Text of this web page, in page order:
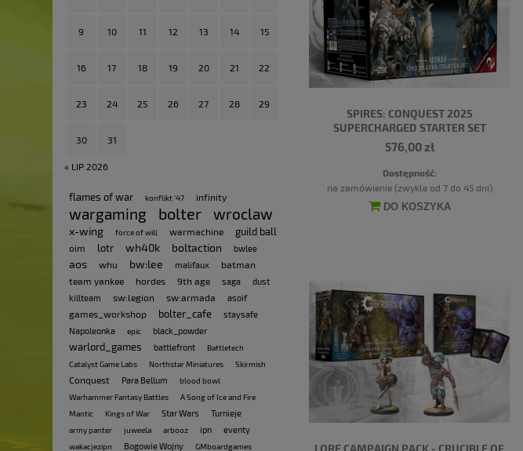
9 10 11 12 13 14 15
16 17 18 19 20 21 22
23 24 25 26 27 28 29
30 31
« LIP 2026
flames of war konflikt '47 infinity
wargaming bolter wroclaw
x-wing force of will warmachine guild ball
oim lotr wh40k boltaction bwlee
aos whu bw:lee malifaux
batman
team yankee
hordes 9th age saga
dust
killteam
sw:legion sw:armada asoif
games_workshop bolter_cafe
staysafe
Napoleonka
epic black_powder
warlord_games battlefront
Battletech
Catalyst Game Labs
Northstar Miniatures Skirmish
Conquest Para Bellum
blood bowl
Warhammer Fantasy Battles
A Song of Ice and Fire
Mantic
Kings of War Star Wars Turnieje
army panter juweela arbooz ipn eventy
wakacjezipn Bogowie Wojny GMboardgames
SPIRES: CONQUEST 2025
SUPERCHARGED STARTER SET
576,00 zł
Dostępność:
na zamówienie (zwykle od 7 do 45 dni)
DO KOSZYKA
LORE CAMPAIGN PACK - CRUCIBLE OF